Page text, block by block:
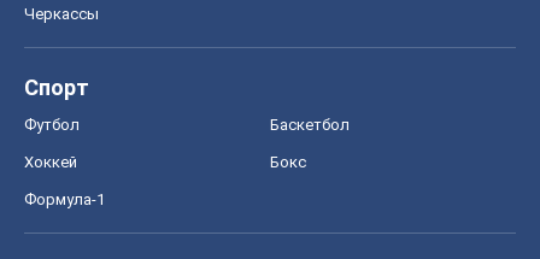
Черкассы
Спорт
Футбол Баскетбол
Хоккей Бокс
Формула-1